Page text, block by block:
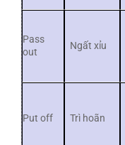
Pass
out
Ngất xỉu
Put off Trì hoãn